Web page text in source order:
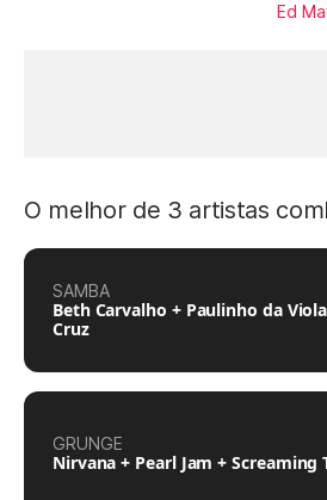
Ed
O melhor de 3 artistas
SAMBA
Beth Carvalho + Paulinho da
Cruz
GRUNGE
Nirvana + Pearl Jam + Screaming